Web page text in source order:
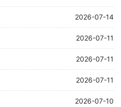
2026-07-14
2026-07-11
2026-07-11
2026-07-11
2026-07-10